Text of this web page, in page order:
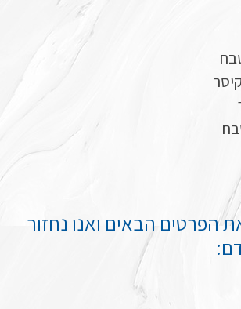
הפרטים הבאים ואנו נחזור